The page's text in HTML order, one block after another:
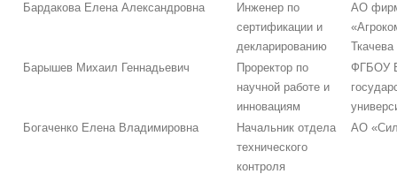
Бардакова Елена Александровна
Инженер по
сертификации и
декларированию
АО
Ткачева
Барышев Михаил Геннадьевич
Проректор по
научной работе и
инновациям
ФГБОУ
Богаченко Елена Владимировна
Начальник отдела
технического
контроля
АО